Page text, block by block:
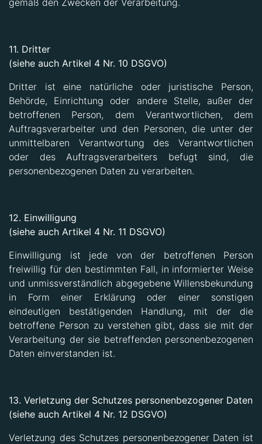
11. Dritter
(siehe auch Artikel 4 Nr. 10 DSGVO)
Dritter ist eine natürliche oder juristische Person,
Behörde, Einrichtung oder andere Stelle, außer der
betroffenen Person, dem Verantwortlichen, dem
Auftragsverarbeiter und den Personen, die unter der
unmittelbaren Verantwortung des Verantwortlichen
oder des Auftragsverarbeiters befugt sind, die
personenbezogenen Daten zu verarbeiten.
12. Einwilligung
(siehe auch Artikel 4 Nr. 11 DSGVO)
Einwilligung ist jede von der betroffenen Person
freiwillig für den bestimmten Fall, in informierter Weise
und unmissverständlich abgegebene Willensbekundung
in Form einer Erklärung oder einer sonstigen
eindeutigen bestätigenden Handlung, mit der die
betroffene Person zu verstehen gibt, dass sie mit der
Verarbeitung der sie betreffenden personenbezogenen
Daten einverstanden ist.
13. Verletzung der Schutzes personenbezogener Daten
(siehe auch Artikel 4 Nr. 12 DSGVO)
Verletzung des Schutzes personenbezogener Daten ist